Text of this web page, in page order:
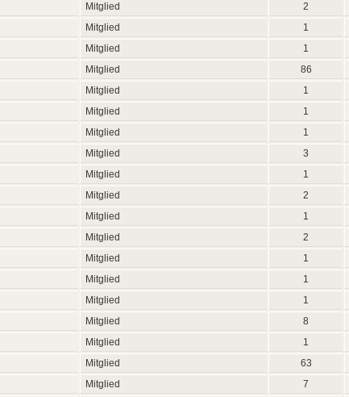
Mitglied 2
Mitglied 1
Mitglied 1
Mitglied 86
Mitglied 1
Mitglied 1
Mitglied 1
Mitglied 3
Mitglied 1
Mitglied 2
Mitglied 1
Mitglied 2
Mitglied 1
Mitglied 1
Mitglied 1
Mitglied 8
Mitglied 1
Mitglied 63
Mitglied 7